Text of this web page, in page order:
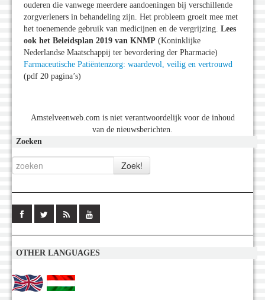
ouderen die vanwege meerdere aandoeningen bij verschillende
zorgverleners in behandeling zijn. Het probleem groeit mee met
het toenemende gebruik van medicijnen en de vergrijzing. Lees
ook het Beleidsplan 2019 van KNMP (Koninklijke
Nederlandse Maatschappij ter bevordering der Pharmacie)
Farmaceutische Patiëntenzorg: waardevol, veilig en vertrouwd
(pdf 20 pagina’s)
Amstelveenweb.com is niet verantwoordelijk voor de inhoud
van de nieuwsberichten.
Zoeken
OTHER LANGUAGES